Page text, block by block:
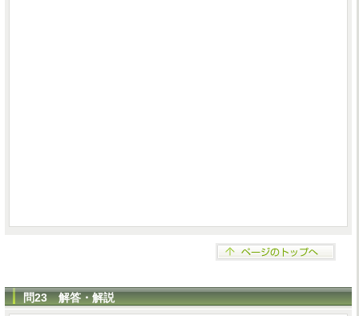
問23 解答・解説